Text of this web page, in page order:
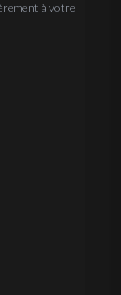
à votre